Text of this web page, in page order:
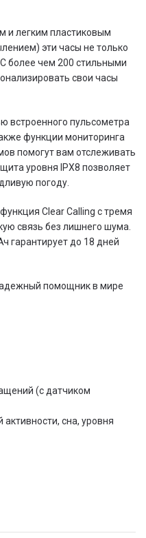
и легким пластиковым
эти часы не только
более чем 200 стильными
свои часы
встроенного пульсометра
функции мониторинга
помогут вам отслеживать
уровня IPX8 позволяет
погоду.
Clear Calling с тремя
связь без лишнего шума.
гарантирует до 18 дней
помощник в мире
(с датчиком
сна, уровня